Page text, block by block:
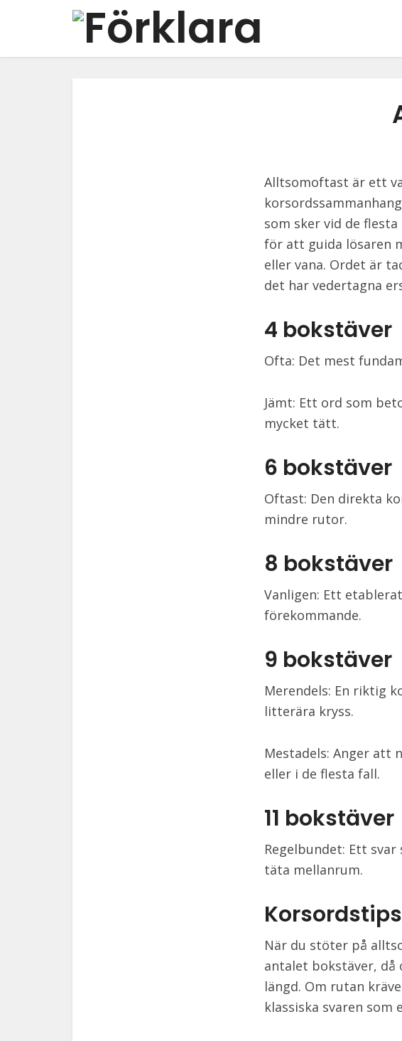
Alltsomoftast är ett
som sker vid de
för att guida lösaren
eller vana. Ordet är
det har vedertagna
4 bokstäver
Ofta: Det mest
Jämt: Ett ord som
mycket tätt.
6 bokstäver
Oftast: Den direkta
mindre rutor.
8 bokstäver
Vanligen: Ett
förekommande.
9 bokstäver
Merendels: En riktig
litterära kryss.
Mestadels: Anger att
eller i de flesta fall.
11 bokstäver
Regelbundet: Ett
täta mellanrum.
När du stöter på
antalet bokstäver, då
längd. Om rutan
klassiska svaren